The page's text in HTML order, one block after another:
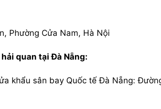
Phường Cửa Nam, Hà Nội
quan tại Đà Nẵng:
khẩu sân bay Quốc tế Đà Nẵng: